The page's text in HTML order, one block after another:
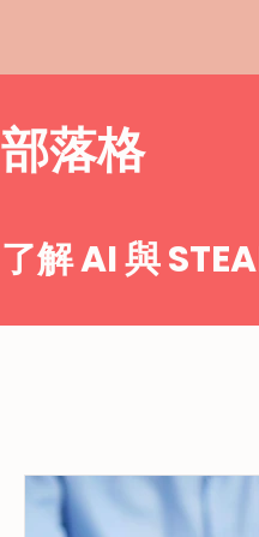
​部落格
了解 AI 與